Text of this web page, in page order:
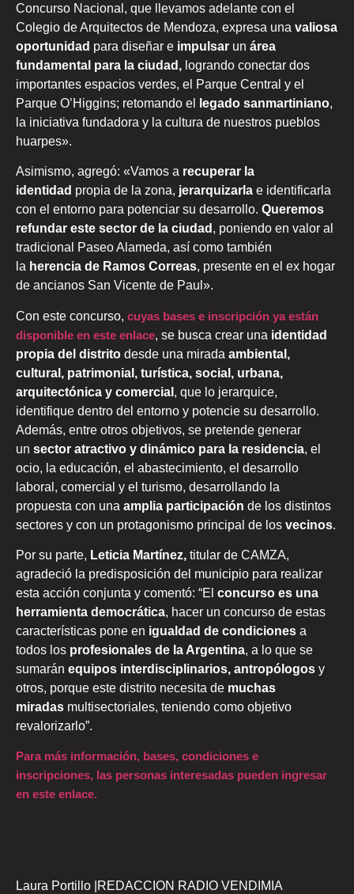
Concurso Nacional, que llevamos adelante con el
Colegio de Arquitectos de Mendoza, expresa una valiosa
oportunidad para diseñar e impulsar un área
fundamental para la ciudad, logrando conectar dos
importantes espacios verdes, el Parque Central y el
Parque O’Higgins; retomando el
legado sanmartiniano,
la iniciativa fundadora y la cultura de nuestros pueblos
huarpes».
Asimismo, agregó: «Vamos a recuperar la
identidad propia de la zona, jerarquizarla e identificarla
con el entorno para potenciar su desarrollo. Queremos
refundar este sector de la ciudad , poniendo en valor al
tradicional Paseo Alameda, así como también
la herencia de Ramos Correas, presente en el ex hogar
de ancianos San Vicente de Paul».
Con este concurso, cuyas bases e inscripción ya están
disponible en este enlace, se busca crear una identidad
propia del distrito desde una mirada ambiental,
cultural, patrimonial, turística, social, urbana,
arquitectónica y comercial , que lo jerarquice,
identifique dentro del entorno y potencie su desarrollo.
Además, entre otros objetivos, se pretende generar
un sector atractivo y dinámico para la residencia, el
ocio, la educación, el abastecimiento, el desarrollo
laboral, comercial y el turismo, desarrollando la
propuesta con una amplia participación de los distintos
sectores y con un protagonismo principal de los vecinos.
Por su parte, Leticia Martínez, titular de CAMZA,
agradeció la predisposición del municipio para realizar
esta acción conjunta y comentó: “El concurso es una
herramienta democrática, hacer un concurso de estas
características pone en igualdad de condiciones a
todos los profesionales de la Argentina, a lo que se
sumarán equipos interdisciplinarios, antropólogos y
otros, porque este distrito necesita de muchas
miradas multisectoriales, teniendo como objetivo
revalorizarlo”.
Para más información, bases, condiciones e
inscripciones, las personas interesadas pueden ingresar
en este enlace.
Laura Portillo |REDACCION RADIO VENDIMIA